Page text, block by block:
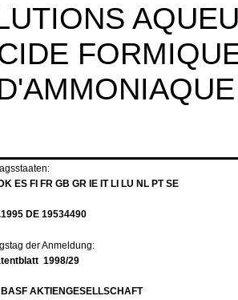
ES FI FR GB GR IE IT LI LU NL PT SE
DE 19534490
der Anmeldung:
1998/29
BASF AKTIENGESELLSCHAFT